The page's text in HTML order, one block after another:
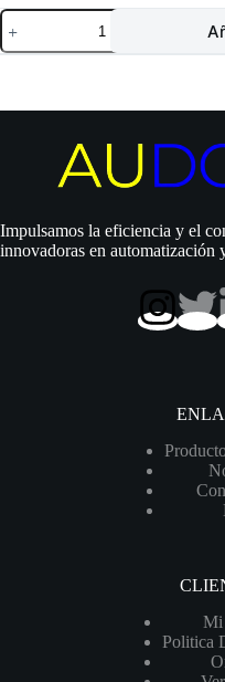
Electrobomba
SHIMGE
|
Profundo
220
Vac
|
Impulsamos la eficiencia y el
innovadoras en automatización
Mi
Politica